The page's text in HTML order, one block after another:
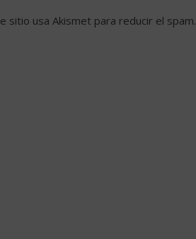
sitio usa Akismet para reducir el spam.